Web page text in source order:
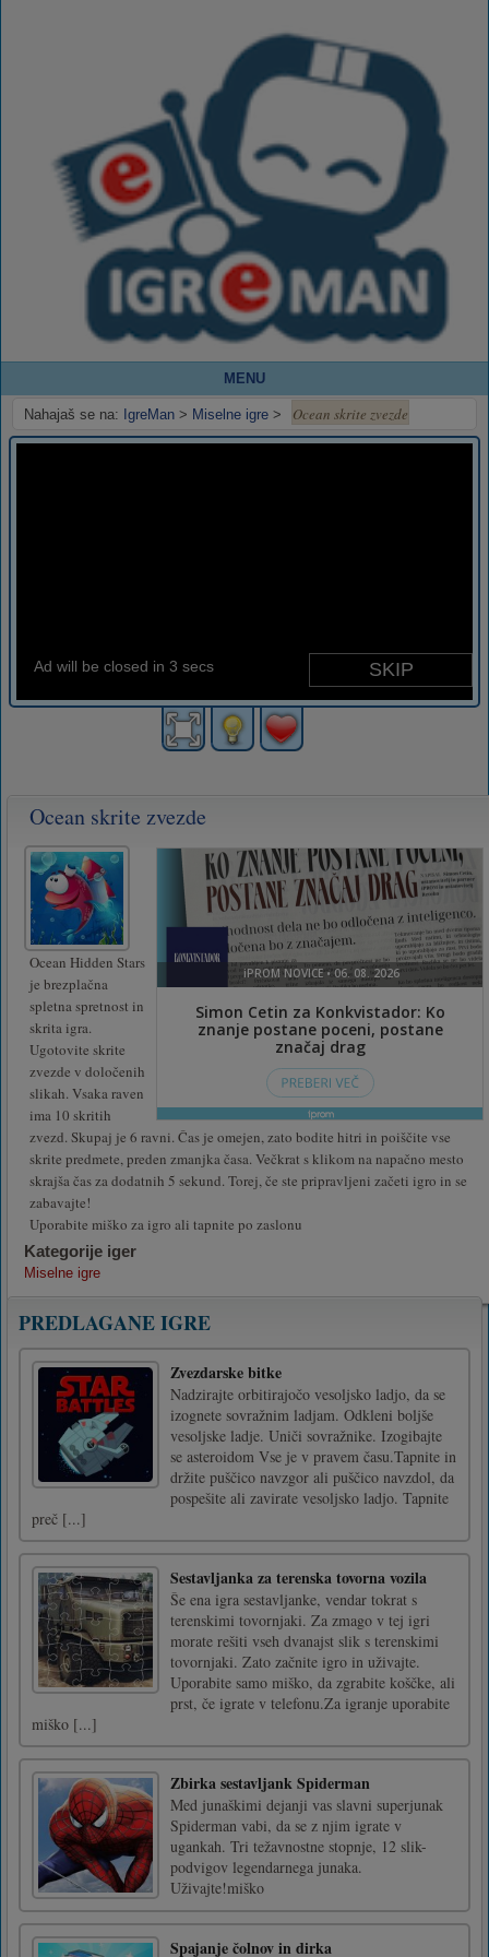
MENU
Nahajaš se na: IgreMan > Miselne igre > Ocean skrite zvezde
Ocean skrite zvezde
Ocean Hidden Stars
je brezplačna
spletna spretnost in
skrita igra.
Ugotovite skrite
zvezde v določenih
slikah. Vsaka raven
ima 10 skritih
zvezd. Skupaj je 6 ravni. Čas je omejen, zato bodite hitri in poiščite vse
skrite predmete, preden zmanjka časa. Večkrat s klikom na napačno mesto
skrajša čas za dodatnih 5 sekund. Torej, če ste pripravljeni začeti igro in se
zabavajte!
Uporabite miško za igro ali tapnite po zaslonu
Kategorije iger
Miselne igre
PREDLAGANE IGRE
Zvezdarske bitke
Nadzirajte orbitirajočo vesoljsko ladjo, da se
izognete sovražnim ladjam. Odkleni boljše
vesoljske ladje. Uniči sovražnike. Izogibajte
se asteroidom Vse je v pravem času.Tapnite in
držite puščico navzgor ali puščico navzdol, da
pospešite ali zavirate vesoljsko ladjo. Tapnite
preč [...]
Sestavljanka za terenska tovorna vozila
Še ena igra sestavljanke, vendar tokrat s
terenskimi tovornjaki. Za zmago v tej igri
morate rešiti vseh dvanajst slik s terenskimi
tovornjaki. Zato začnite igro in uživajte.
Uporabite samo miško, da zgrabite koščke, ali
prst, če igrate v telefonu.Za igranje uporabite
miško [...]
Zbirka sestavljank Spiderman
Med junaškimi dejanji vas slavni superjunak
Spiderman vabi, da se z njim igrate v
ugankah. Tri težavnostne stopnje, 12 slik-
podvigov legendarnega junaka.
Uživajte!miško
Spajanje čolnov in dirka